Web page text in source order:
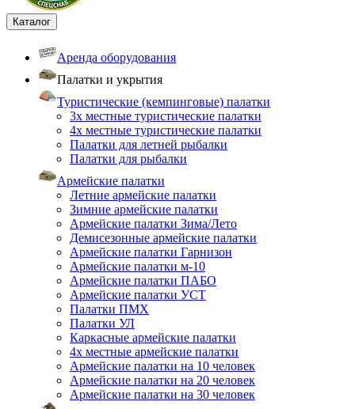
Каталог
Аренда оборудования
Палатки и укрытия
Туристические (кемпинговые) палатки
3х местные туристические палатки
4х местные туристические палатки
Палатки для летней рыбалки
Палатки для рыбалки
Армейские палатки
Летние армейские палатки
Зимние армейские палатки
Армейские палатки Зима/Лето
Демисезонные армейские палатки
Армейские палатки Гарнизон
Армейские палатки м-10
Армейские палатки ПАБО
Армейские палатки УСТ
Палатки ПМХ
Палатки УЛ
Каркасные армейские палатки
4х местные армейские палатки
Армейские палатки на 10 человек
Армейские палатки на 20 человек
Армейские палатки на 30 человек